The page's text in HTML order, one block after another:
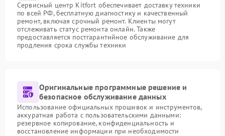
Сервисный центр Kitfort обеспечивает доставку техники
по всей РФ, бесплатную диагностику и качественный
ремонт, включая срочный ремонт. Клиенты могут
отслеживать статус ремонта онлайн. Также
предоставляется постгарантийное обслуживание для
продления срока службы техники
Оригинальные программные решение и
безопасное обслуживание данных
Использование официальных прошивок и инструментов,
аккуратная работа с пользовательскими данными:
резервное копирование, конфиденциальность и
восстановление информации при необходимости